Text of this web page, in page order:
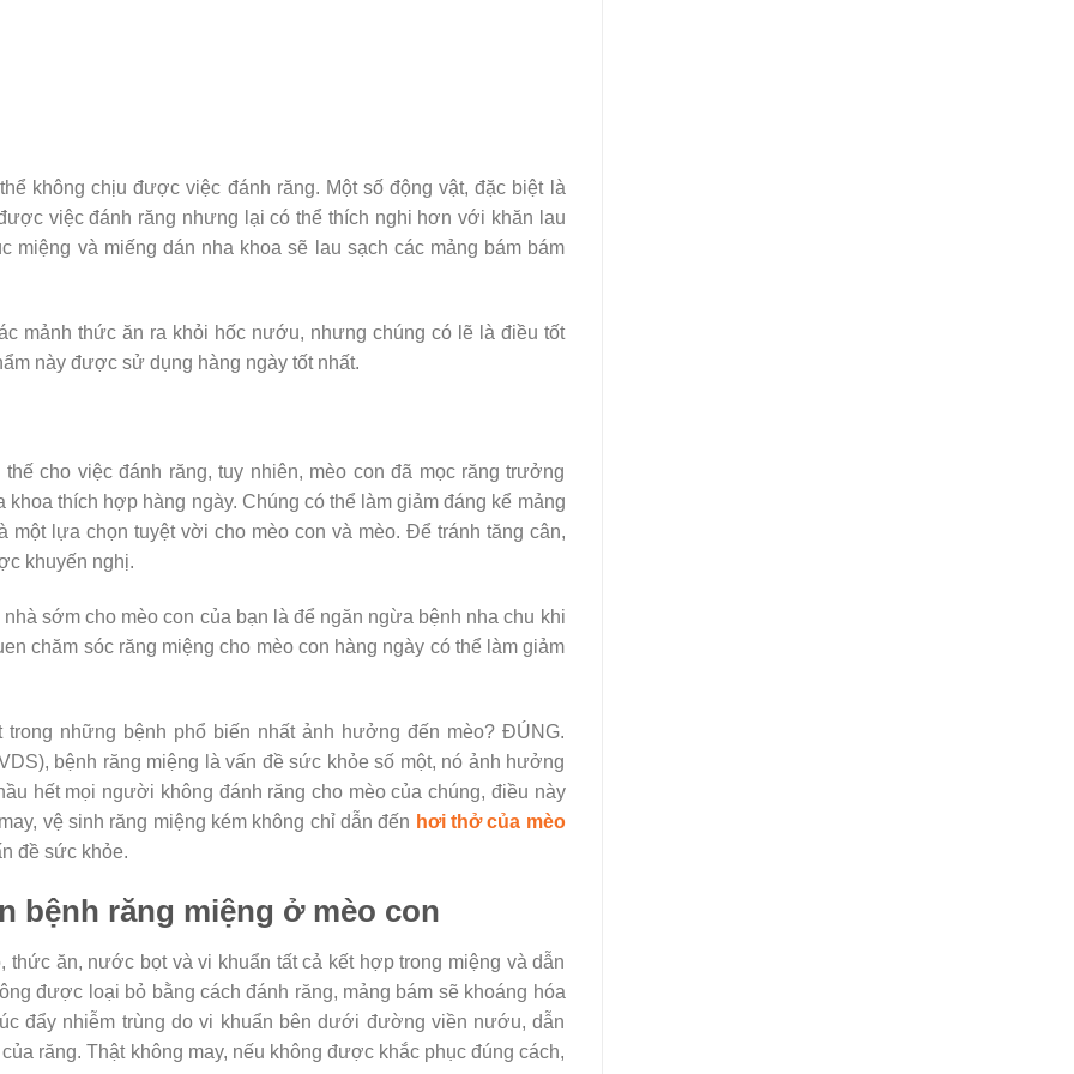
không chịu được việc đánh răng. Một số động vật, đặc biệt là
việc đánh răng nhưng lại có thể thích nghi hơn với khăn lau
miệng và miếng dán nha khoa sẽ lau sạch các mảng bám bám
mảnh thức ăn ra khỏi hốc nướu, nhưng chúng có lẽ là điều tốt
này được sử dụng hàng ngày tốt nhất.
cho việc đánh răng, tuy nhiên, mèo con đã mọc răng trưởng
thích hợp hàng ngày. Chúng có thể làm giảm đáng kể mảng
một lựa chọn tuyệt vời cho mèo con và mèo. Để tránh tăng cân,
khuyến nghị.
sớm cho mèo con của bạn là để ngăn ngừa bệnh nha chu khi
chăm sóc răng miệng cho mèo con hàng ngày có thể làm giảm
những bệnh phổ biến nhất ảnh hưởng đến mèo? ĐÚNG.
bệnh răng miệng là vấn đề sức khỏe số một, nó ảnh hưởng
hết mọi người không đánh răng cho mèo của chúng, điều này
vệ sinh răng miệng kém không chỉ dẫn đến hơi thở của mèo
đề sức khỏe.
bệnh răng miệng ở mèo con
ăn, nước bọt và vi khuẩn tất cả kết hợp trong miệng và dẫn
được loại bỏ bằng cách đánh răng, mảng bám sẽ khoáng hóa
đẩy nhiễm trùng do vi khuẩn bên dưới đường viền nướu, dẫn
răng. Thật không may, nếu không được khắc phục đúng cách,